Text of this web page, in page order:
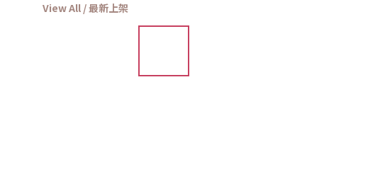
View All /最新上架